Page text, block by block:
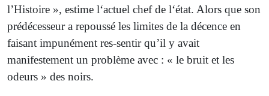
l’Histoire », estime l‘actuel chef de l‘état. Alors que son
prédécesseur a repoussé les limites de la décence en
faisant impunément res-sentir qu’il y avait
manifestement un problème avec : « le bruit et les
odeurs » des noirs.